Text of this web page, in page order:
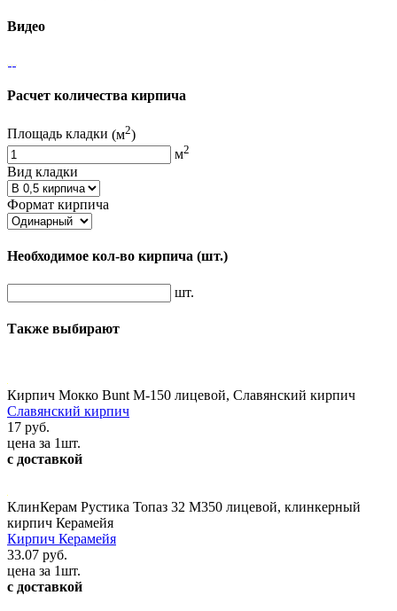
Видео
Расчет количества кирпича
Площадь кладки (м2)
м2
Вид кладки
Формат кирпича
Необходимое кол-во кирпича (шт.)
шт.
Также выбирают
Кирпич Мокко Bunt М-150 лицевой, Славянский кирпич
Славянский кирпич
17 руб.
цена за 1шт.
с доставкой
КлинКерам Рустика Топаз 32 М350 лицевой, клинкерный
кирпич Керамейя
Кирпич Керамейя
33.07 руб.
цена за 1шт.
с доставкой